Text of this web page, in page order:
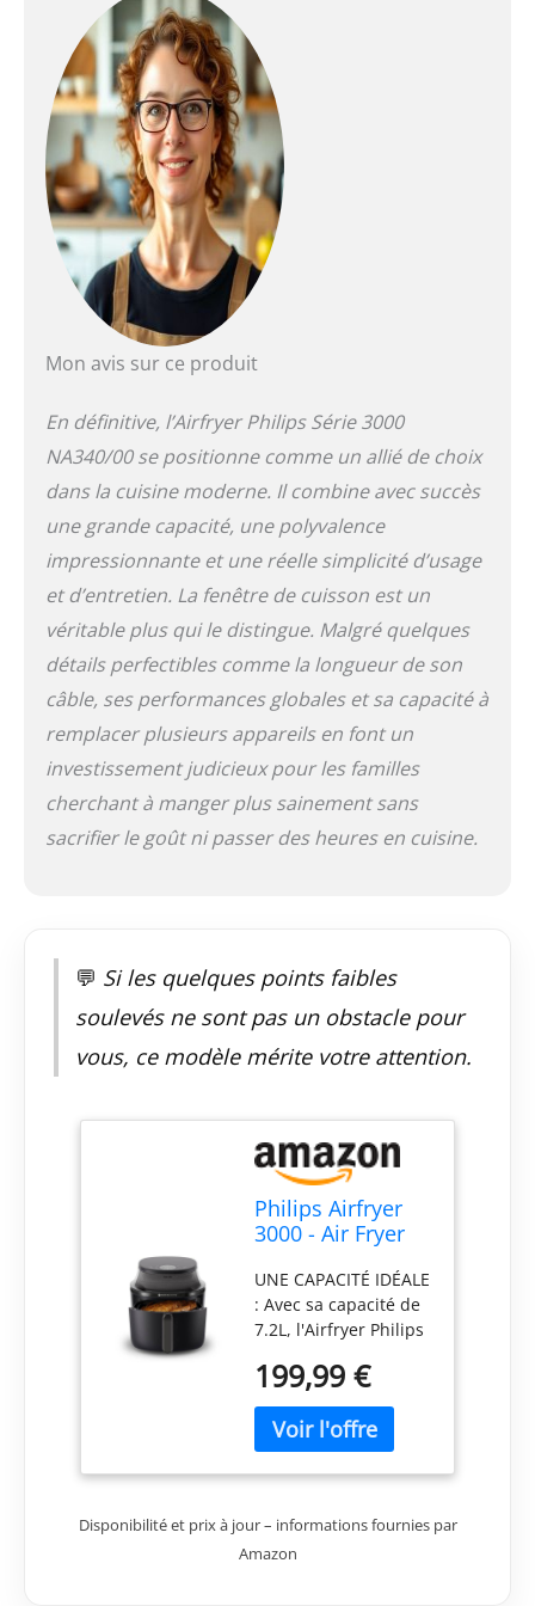
quand vos plats ont
atteint la perfection.
16 FAÇONS DE CUIRE
: Possibilités de
cuisson au four et au
gril, de décongélation
et de réchauffage. Les
réglages sur cette
friteuse à air chaud
vont jusqu'à 40℃ et
RÉSULTATS CRISPY
MATIÈRES GRASSES
EN MOINS :
aliments frits et sains
: la technologie
RapidAir cuit vos
repas avec jusqu’à
90 %¹ de matières
grasses en moins,
tout en offrant une
texture croustillante
et dorée. ENCORE
PLUS D'IDÉES :
Laissez-vous inspirer
par les nombreuses
recettes Philips
HomeID élaborées
par nos chefs experts
Mon avis sur ce produit
En définitive, l’Airfryer Philips Série 3000
NA340/00 se positionne comme un allié de choix
dans la cuisine moderne. Il combine avec succès
une grande capacité, une polyvalence
impressionnante et une réelle simplicité d’usage
et d’entretien. La fenêtre de cuisson est un
véritable plus qui le distingue. Malgré quelques
détails perfectibles comme la longueur de son
câble, ses performances globales et sa capacité à
remplacer plusieurs appareils en font un
investissement judicieux pour les familles
cherchant à manger plus sainement sans
sacrifier le goût ni passer des heures en cuisine.
💬 Si les quelques points faibles
soulevés ne sont pas un obstacle pour
vous, ce modèle mérite votre attention.
Philips Airfryer
3000 - Air Fryer
écran tactile,
Noir
UNE CAPACITÉ IDÉALE
: Avec sa capacité de
7.2L, l'Airfryer Philips
pour tous les repas
de la famille. Peut
contenir jusqu'à 1400
grammes de
légumes, 10 pilons de
de saumon ou 9
muffins. FENÊTRE DE
199,99 €
Disponibilité et prix à jour – informations fournies par
Amazon